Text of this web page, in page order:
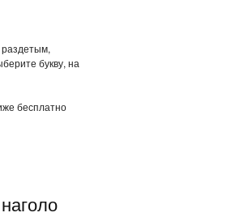
раздетым,
букву, на
бесплатно